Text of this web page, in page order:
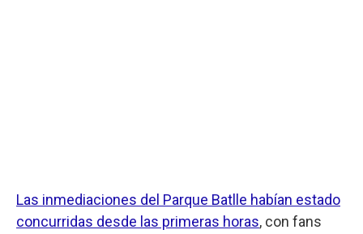
Las inmediaciones del Parque Batlle habían estado
concurridas desde las primeras horas, con fans